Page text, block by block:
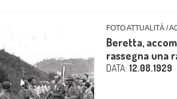
FOTO ATTUALITÀ /
Beretta,
rassegna una
DATA: 12.08.1929